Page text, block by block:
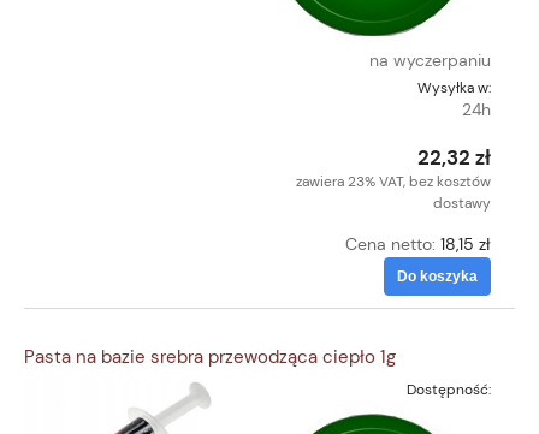
na wyczerpaniu
Wysyłka w:
24h
22,32 zł
zawiera 23% VAT, bez kosztów
dostawy
Cena netto: 18,15 zł
Do koszyka
Pasta na bazie srebra przewodząca ciepło 1g
Dostępność: